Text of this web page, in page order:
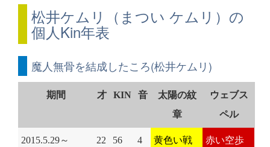
松井ケムリ（まつい ケムリ）の
個人Kin年表
魔人無骨を結成したころ(松井ケムリ)
期間 才 KIN 音
太陽の紋
章
ウェブス
ペル
2015.5.29～ 22 56 4
黄色い戦
赤い空歩